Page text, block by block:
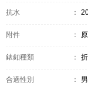
抗水 ：
附件 ：
錶釦種類 ：
合適性別 ：